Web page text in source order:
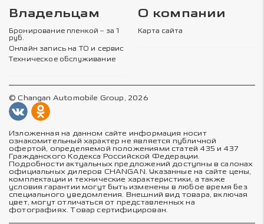
Владельцам
Бронирование пленкой – за 1
руб.
Онлайн запись на ТО и сервис
Техническое обслуживание
О компании
Карта сайта
© Changan Automobile Group, 2026
Изложенная на данном сайте информация носит
ознакомительный характер не является публичной
офертой, определяемой положениями статей 435 и 437
Гражданского Кодекса Российской Федерации.
Подробности актуальных предложений доступны в салонах
официальных дилеров CHANGAN. Указанные на сайте цены,
комплектации и технические характеристики, а также
условия гарантии могут быть изменены в любое время без
специального уведомления. Внешний вид товара, включая
цвет, могут отличаться от представленных на
фотографиях. Товар сертифицирован.